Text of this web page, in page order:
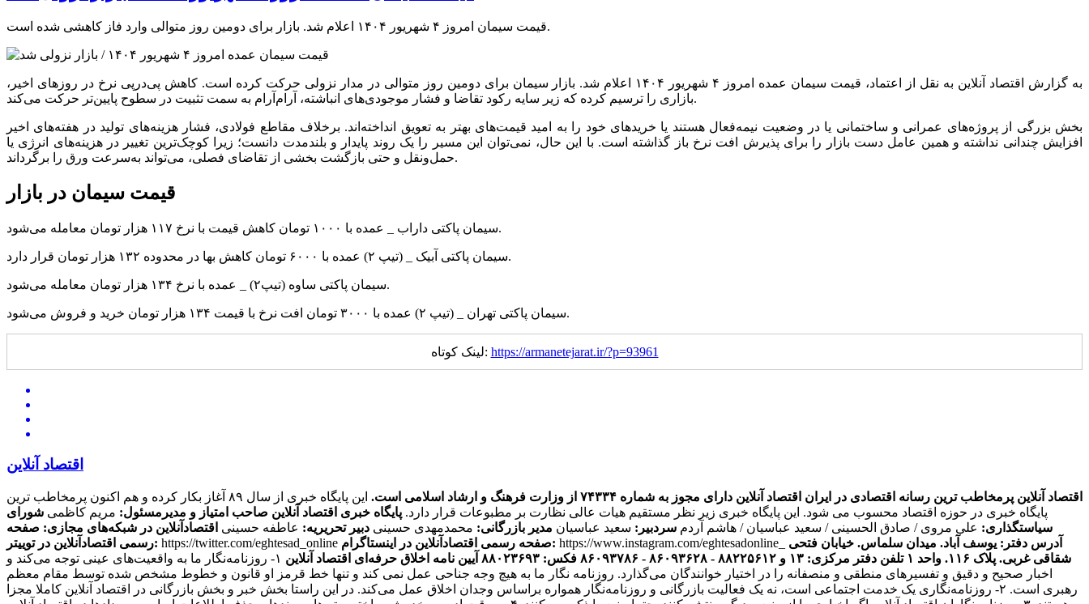
قیمت سیمان امروز ۴ شهریور ۱۴۰۴ اعلام شد. بازار برای دومین روز متوالی وارد فاز کاهشی شده است.
به گزارش اقتصاد آنلاین به نقل از اعتماد، قیمت سیمان عمده امروز ۴ شهریور ۱۴۰۴ اعلام شد. بازار سیمان برای دومین روز متوالی در مدار نزولی حرکت کرده است. کاهش پی‌درپی نرخ در روز‌های اخیر،
بازاری را ترسیم کرده که زیر سایه رکود تقاضا و فشار موجودی‌های انباشته، آرام‌آرام به سمت تثبیت در سطوح پایین‌تر حرکت می‌کند.
بخش بزرگی از پروژه‌های عمرانی و ساختمانی یا در وضعیت نیمه‌فعال هستند یا خرید‌های خود را به امید قیمت‌های بهتر به تعویق انداخته‌اند. برخلاف مقاطع فولادی، فشار هزینه‌های تولید در هفته‌های اخیر
افزایش چندانی نداشته و همین عامل دست بازار را برای پذیرش افت نرخ باز گذاشته است. با این حال، نمی‌توان این مسیر را یک روند پایدار و بلندمدت دانست؛ زیرا کوچک‌ترین تغییر در هزینه‌های انرژی یا
حمل‌ونقل و حتی بازگشت بخشی از تقاضای فصلی، می‌تواند به‌سرعت ورق را برگرداند.
قیمت سیمان در بازار
سیمان پاکتی داراب _ عمده با ۱۰۰۰ تومان کاهش قیمت با نرخ ۱۱۷ هزار تومان معامله می‌شود.
سیمان پاکتی آبیک _ (تیپ ۲) عمده با ۶۰۰۰ تومان کاهش بها در محدوده ۱۳۲ هزار تومان قرار دارد.
سیمان پاکتی ساوه (تیپ۲) _ عمده با نرخ ۱۳۴ هزار تومان معامله می‌شود.
سیمان پاکتی تهران _ (تیپ ۲) عمده با ۳۰۰۰ تومان افت نرخ با قیمت ۱۳۴ هزار تومان خرید و فروش می‌شود.
لینک کوتاه: https://armanetejarat.ir/?p=93961
اقتصاد آنلاین
اقتصاد آنلاین پرمخاطب ترین رسانه اقتصادی در ایران اقتصاد آنلاین دارای مجوز به شماره ۷۴۳۳۴ از وزارت فرهنگ و ارشاد اسلامی است.
این پایگاه خبری از سال ۸۹ آغاز بکار کرده و هم اکنون پرمخاطب ترین
پایگاه خبری در حوزه اقتصاد محسوب می شود. این پایگاه خبری زیر نظر مستقیم هیات عالی نظارت بر مطبوعات قرار دارد. پایگاه خبری اقتصاد آنلاین صاحب امتیاز و مدیرمسئول: مریم کاظمی شورای
سیاستگذاری: علی مروی / صادق الحسینی / سعید عباسیان / هاشم آردم سردبیر: سعید عباسیان مدیر بازرگانی: محمدمهدی حسینی دبیر تحریریه: عاطفه حسینی اقتصادآنلاین در شبکه‌های مجازی: صفحه
رسمی اقتصادآنلاین در توییتر: https://twitter.com/eghtesad_online صفحه رسمی اقتصادآنلاین در اینستاگرام: https://www.instagram.com/eghtesadonline_ آدرس دفتر: یوسف آباد. میدان سلماس. خیابان فتحی
شقاقی غربی. پلاک ۱۱۶. واحد ۱
تلفن دفتر مرکزی: ۱۳ و ۸۸۲۲۵۶۱۲ - ۸۶۰۹۳۶۲۸ - ۸۶۰۹۳۷۸۶ فکس: ۸۸۰۲۳۶۹۳ آیین نامه اخلاق حرفه‌ای اقتصاد آنلاین
۱- روزنامه‌نگار ما به واقعیت‌های عینی توجه می‌کند و
اخبار صحیح و دقیق و تفسیرهای منطقی و منصفانه را در اختیار خوانندگان می‌گذارد. روزنامه نگار ما به هیچ وجه جناحی عمل نمی کند و تنها خط قرمز او قانون و خطوط مشخص شده توسط مقام معظم
رهبری است. ۲- روزنامه‌نگاری یک خدمت اجتماعی است، نه یک فعالیت بازرگانی و روزنامه‌نگار همواره براساس وجدان اخلاق عمل می‌کند. در این راستا بخش خبر و بخش بازرگانی در اقتصاد آنلاین کاملا مجزا